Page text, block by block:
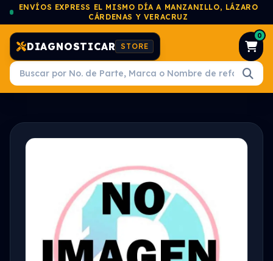
ENVÍOS EXPRESS EL MISMO DÍA A MANZANILLO, LÁZARO
CÁRDENAS Y VERACRUZ
DIAGNOSTICAR STORE
0